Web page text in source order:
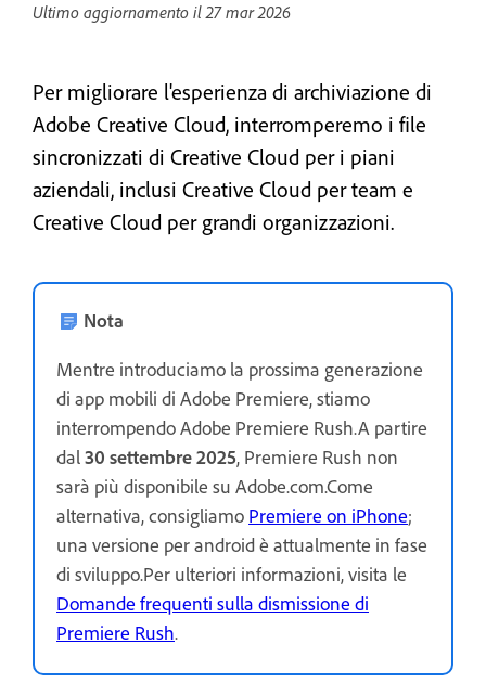
Ultimo aggiornamento il27 mar 2026
Per migliorare l'esperienza di archiviazione di
Adobe Creative Cloud, interromperemo i file
sincronizzati di Creative Cloud per i piani
aziendali, inclusi Creative Cloud per team e
Creative Cloud per grandi organizzazioni.
Nota
Mentre introduciamo la prossima generazione
di app mobili di Adobe Premiere, stiamo
interrompendo Adobe Premiere Rush.A partire
dal30 settembre 2025, Premiere Rush non
sarà più disponibile su Adobe.com.Come
alternativa, consigliamo Premiere on iPhone;
una versione per android è attualmente in fase
di sviluppo.Per ulteriori informazioni, visita le
Domande frequenti sulla dismissione di
Premiere Rush.